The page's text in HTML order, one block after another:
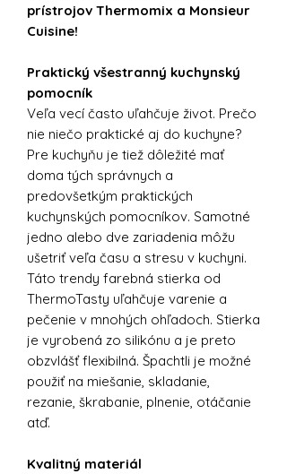
prístrojov Thermomix a Monsieur
Cuisine!
Praktický všestranný kuchynský
pomocník
Veľa vecí často uľahčuje život. Prečo
nie niečo praktické aj do kuchyne?
Pre kuchyňu je tiež dôležité mať
doma tých správnych a
predovšetkým praktických
kuchynských pomocníkov. Samotné
jedno alebo dve zariadenia môžu
ušetriť veľa času a stresu v kuchyni.
Táto trendy farebná stierka od
ThermoTasty uľahčuje varenie a
pečenie v mnohých ohľadoch. Stierka
je vyrobená zo silikónu a je preto
obzvlášť flexibilná. Špachtli je možné
použiť na miešanie, skladanie,
rezanie, škrabanie, plnenie, otáčanie
atď.
Kvalitný materiál